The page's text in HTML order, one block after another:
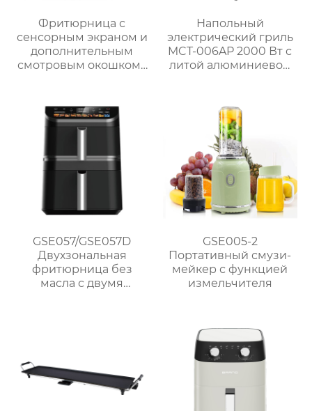
Фритюрница с
сенсорным экраном и
дополнительным
смотровым окошком |
Напольный
электрический гриль
MCT-006AP 2000 Вт с
литой алюминиевой
использования
GSE057/GSE057D
Двухзональная
фритюрница без
масла с двумя
GSE005-2
Портативный смузи-
мейкер с функцией
измельчителя